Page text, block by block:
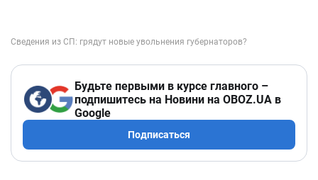
Будьте первыми в курсе главного –
подпишитесь на Новини на OBOZ.UA в
Google
Подписаться